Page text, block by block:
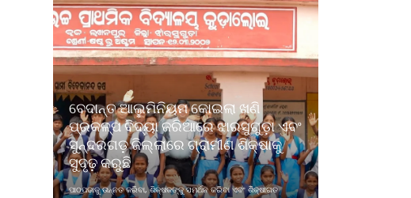
ବେଦାନ୍ତ ଆଲୁମିନିୟମ କୋଇଲା ଖଣି
ପ୍ରକଳ୍ପ ବିଦ୍ୟା ଜରିଆରେ ଝାରସୁଗୁଡ଼ା ଏବଂ
ସୁନ୍ଦରଗଡ଼ ଜିଲ୍ଲାରେ ଗ୍ରାମୀଣ ଶିକ୍ଷାକୁ
ସୁଦୃଢ଼ କରୁଛି
ପାଠପଢାକୁ ଉନ୍ନତ କରିବା, ଶିକ୍ଷକଙ୍କୁ ସମର୍ଥନ କରିବା ଏବଂ ଶିକ୍ଷାଗତ